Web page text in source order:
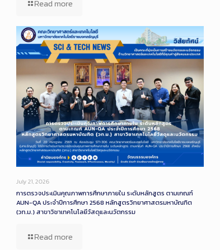
Read more
July 21, 2026
การตรวจประเมินคุณภาพการศึกษาภายใน ระดับหลักสูตร ตามเกณฑ์
AUN-QA ประจำปีการศึกษา 2568 หลักสูตรวิทยาศาสตรมหาบัณฑิต
(วท.ม.) สาขาวิชาเทคโนโลยีวัสดุและนวัตกรรม
Read more